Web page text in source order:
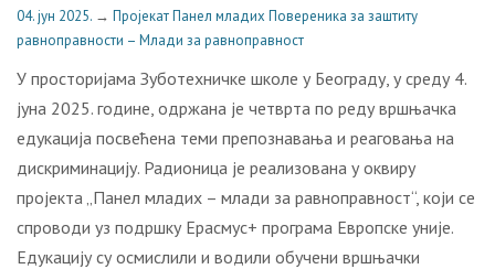
04. јун 2025. → Пројекат Панел младих Повереника за заштиту
равноправности – Млади за равноправност
У просторијама Зуботехничке школе у Београду, у среду 4.
јуна 2025. године, одржана је четврта по реду вршњачка
едукација посвећена теми препознавања и реаговања на
дискриминацију. Радионица је реализована у оквиру
пројекта „Панел младих – млади за равноправност“, који се
спроводи уз подршку Ерасмус+ програма Европске уније.
Едукацију су осмислили и водили обучени вршњачки